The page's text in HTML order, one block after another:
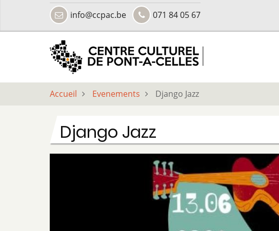
contenu
info@ccpac.be 071 84 05 67
Accueil Evenements Django Jazz
Django Jazz